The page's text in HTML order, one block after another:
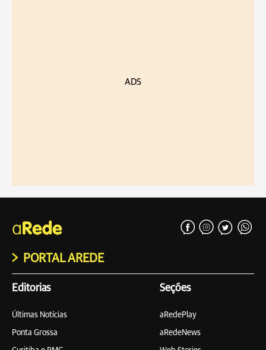
ADS
PORTAL AREDE
Editorias
Últimas Notícias
Ponta Grossa
Seções
aRedePlay
aRedeNews